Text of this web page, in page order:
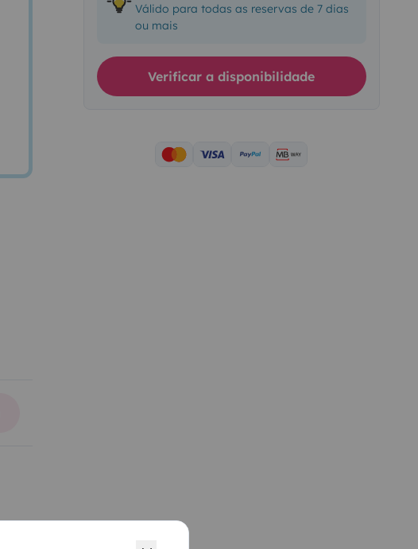
Válido para todas as reservas de 7 dias
ou mais
Verificar a disponibilidade